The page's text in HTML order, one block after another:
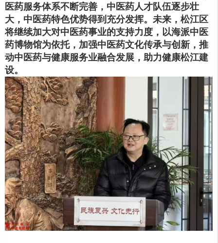
医药服务体系不断完善，中医药人才队伍逐步壮
大，中医药特色优势得到充分发挥。未来，松江区
将继续加大对中医药事业的支持力度，以海派中医
药博物馆为依托，加强中医药文化传承与创新，推
动中医药与健康服务业融合发展，助力健康松江建
设。